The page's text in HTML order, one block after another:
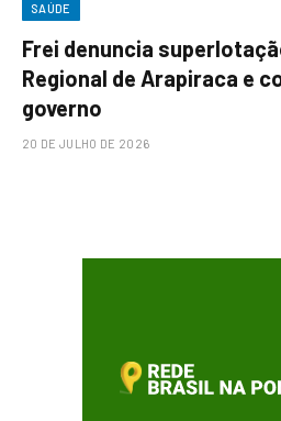
SAÚDE
Frei denuncia
Regional de Arapiraca e
governo
20 DE JULHO DE 2026